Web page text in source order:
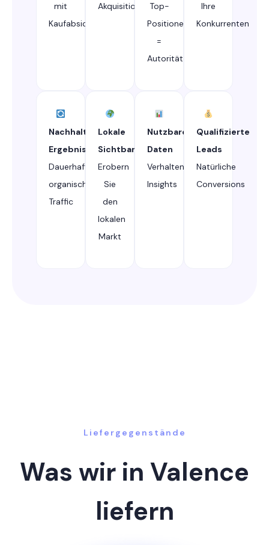
mit
Kaufabsicht
Akquisitionskosten
Top-
Positionen
=
Autorität
Ihre
Konkurrenten
Nachhaltige
Ergebnisse
Dauerhafter
organischer
Traffic
Lokale
Sichtbarkeit
Erobern
Sie
den
lokalen
Markt
Nutzbare
Daten
Verhaltensbasierte
Insights
Qualifizierte
Leads
Natürliche
Conversions
Liefergegenstände
Was wir in Valence
liefern